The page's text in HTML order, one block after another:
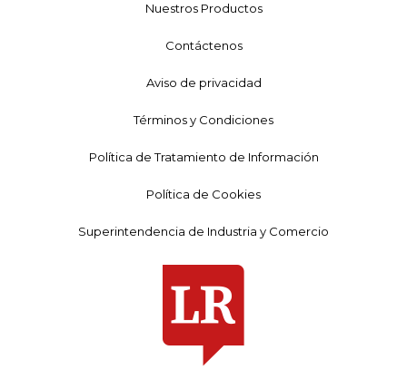
Nuestros Productos
Contáctenos
Aviso de privacidad
Términos y Condiciones
Política de Tratamiento de Información
Política de Cookies
Superintendencia de Industria y Comercio